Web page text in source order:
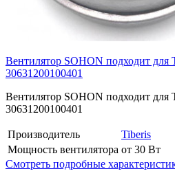
Вентилятор SOHON подходит для
30631200100401
Вентилятор SOHON подходит для
30631200100401
Производитель
Tiberis
Мощность вентилятора от 30 Вт
Смотреть подробные